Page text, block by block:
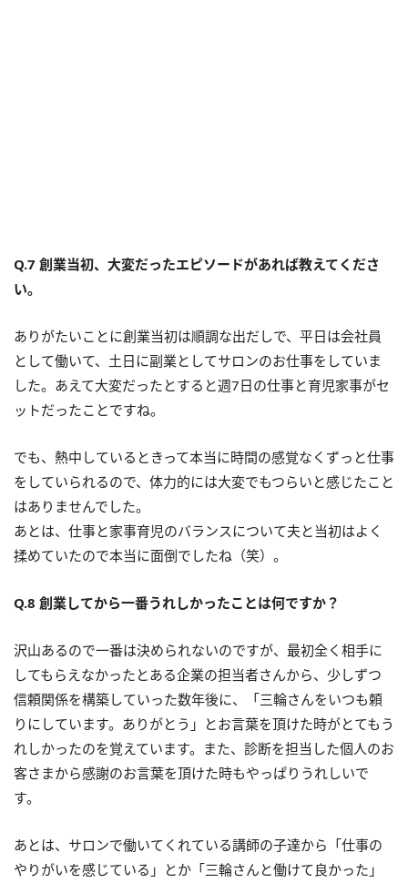
Q.7 創業当初、大変だったエピソードがあれば教えてくださ
い。
ありがたいことに創業当初は順調な出だしで、平日は会社員
として働いて、土日に副業としてサロンのお仕事をしていま
した。あえて大変だったとすると週7日の仕事と育児家事がセ
ットだったことですね。
でも、熱中しているときって本当に時間の感覚なくずっと仕事
をしていられるので、体力的には大変でもつらいと感じたこと
はありませんでした。
あとは、仕事と家事育児のバランスについて夫と当初はよく
揉めていたので本当に面倒でしたね（笑）。
Q.8 創業してから一番うれしかったことは何ですか？
沢山あるので一番は決められないのですが、最初全く相手に
してもらえなかったとある企業の担当者さんから、少しずつ
信頼関係を構築していった数年後に、「三輪さんをいつも頼
りにしています。ありがとう」とお言葉を頂けた時がとてもう
れしかったのを覚えています。また、診断を担当した個人のお
客さまから感謝のお言葉を頂けた時もやっぱりうれしいで
す。
あとは、サロンで働いてくれている講師の子達から「仕事の
やりがいを感じている」とか「三輪さんと働けて良かった」